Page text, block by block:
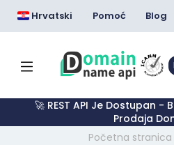
Hrvatski Pomoć Blog
🚀 REST API Je Dostupan -
Prodaja
Početna stranica